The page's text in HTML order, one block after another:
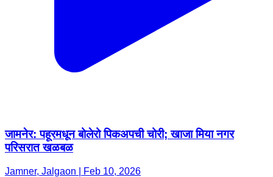
जामनेर: पहूरमधून बोलेरो पिकअपची चोरी; खाजा मिया नगर
परिसरात खळबळ
Jamner, Jalgaon | Feb 10, 2026